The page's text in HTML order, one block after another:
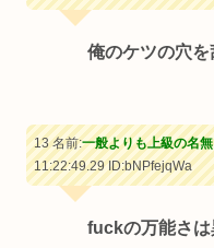
俺のケツの穴を
13 名前:一般よりも上級の名
11:22:49.29ID:bNPfejqWa
fuckの万能さは